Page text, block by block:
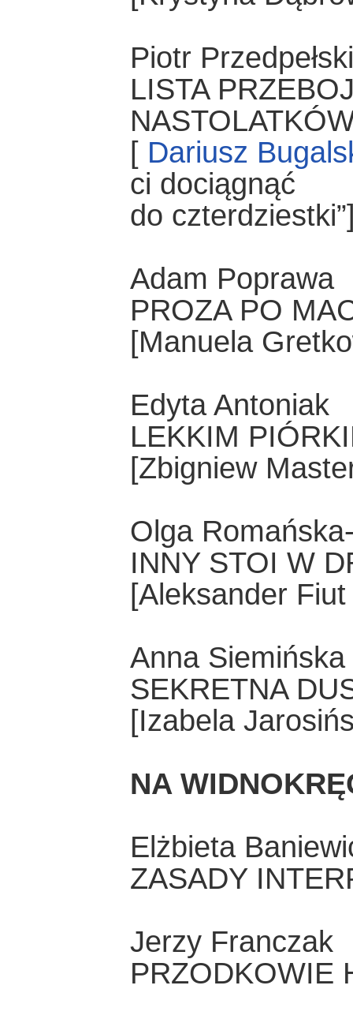
Piotr Przedpełski
LISTA
[ Dariusz
ci dociągnąć
do
Adam Poprawa
PROZA PO
[Manuela
Edyta Antoniak
LEKKIM
[Zbigniew
Olga
INNY STOI W
[Aleksander
Anna Siemińska
SEKRETNA
[Izabela
NA
Elżbieta
ZASADY
Jerzy Franczak
PRZODKOWIE